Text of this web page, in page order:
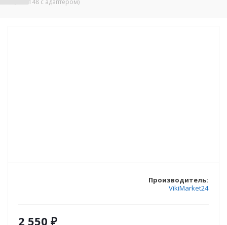
Н (AR 1148 c адаптером)
Производитель:
VikiMarket24
2 550 ₽